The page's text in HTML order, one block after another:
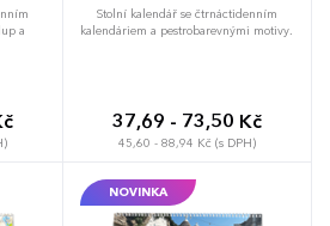
a
Stolní kalendář se čtrnáctidenním
kalendáriem a pestrobarevnými motivy.
37,69 - 73,50 Kč
45,60 - 88,94 Kč (s DPH)
NOVINKA